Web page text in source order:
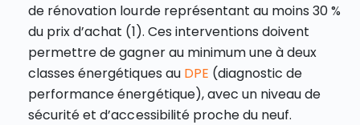
de rénovation lourde représentant au moins 30 %
du prix d’achat (1). Ces interventions doivent
permettre de gagner au minimum une à deux
classes énergétiques au DPE (diagnostic de
performance énergétique), avec un niveau de
sécurité et d’accessibilité proche du neuf.